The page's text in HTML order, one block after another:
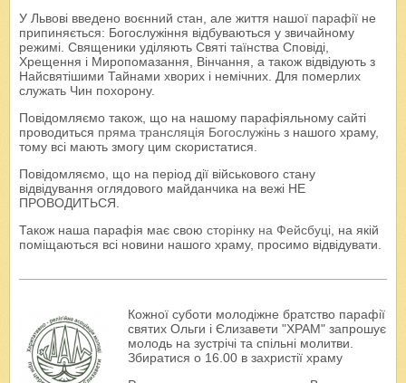
У Львові введено воєнний стан, але життя нашої парафії не
припиняється: Богослужіння відбуваються у звичайному
режимі. Священики уділяють Святі таїнства Сповіді,
Хрещення і Миропомазання, Вінчання, а також відвідують з
Найсвятішими Тайнами хворих і немічних. Для померлих
служать Чин похорону.
Повідомляємо також, що на нашому парафіяльному сайті
проводиться пряма трансляція Богослужінь з нашого храму,
тому всі мають змогу цим скористатися.
Повідомляємо, що на період дії військового стану
відвідування оглядового майданчика на вежі НЕ
ПРОВОДИТЬСЯ.
Також наша парафія має свою сторінку на Фейсбуці, на якій
поміщаються всі новини нашого храму, просимо відвідувати.
Кожної суботи молодіжне братство парафії
святих Ольги і Єлизавети "ХРАМ" запрошує
молодь на зустрічі та спільні молитви.
Збиратися о 16.00 в захристії храму